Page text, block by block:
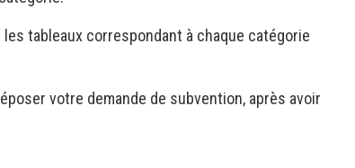
tableaux correspondant à chaque catégorie
votre demande de subvention, après avoir